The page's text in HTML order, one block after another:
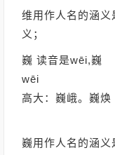
维用作人名的涵义
义；
巍 读音是wēi,巍
wēi
高大：巍峨。巍焕
巍用作人名的涵义